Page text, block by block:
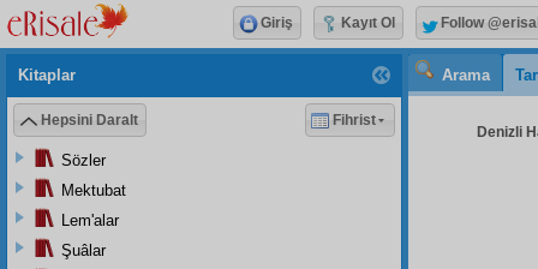
Arama
Denizli
Kitaplar
Hepsini Daralt Fihrist
Sözler
Mektubat
Lem'alar
Şuâlar
Giriş Kayıt Ol Follow